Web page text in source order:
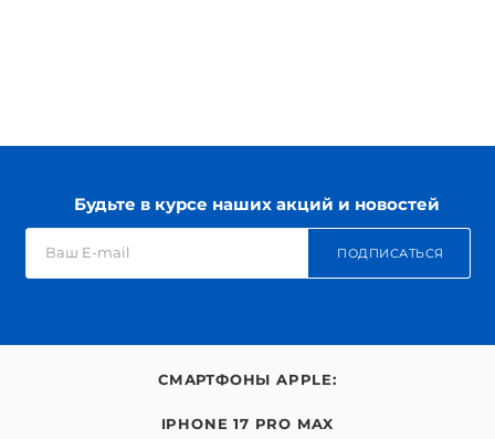
Будьте в курсе наших акций и новостей
ПОДПИСАТЬСЯ
СМАРТФОНЫ APPLE:
IPHONE 17 PRO MAX